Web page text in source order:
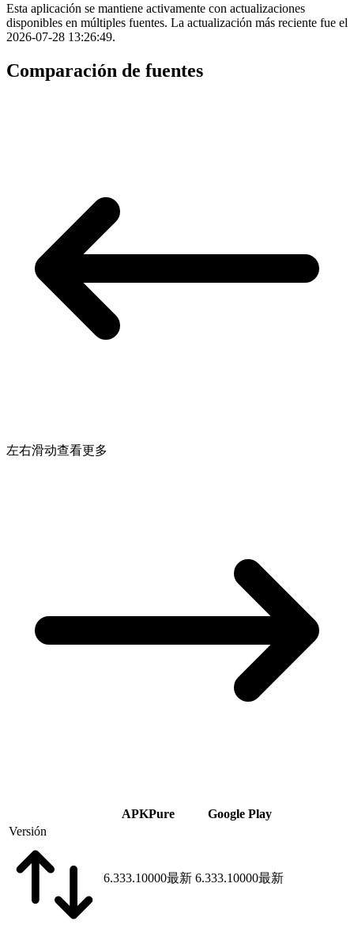
Esta aplicación se mantiene activamente con actualizaciones
disponibles en múltiples fuentes. La actualización más reciente fue el
2026-07-28 13:26:49.
Comparación de fuentes
左右滑动查看更多
APKPure
Google Play
Versión
6.333.10000最新 6.333.10000最新